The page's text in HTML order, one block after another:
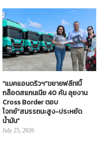
“แมคแอนดริวฯ”ขยายฟลีท!บิ๊
กล็อตสแกนเนีย 40 คัน ลุยงาน
Cross Border ตอบ
โจทย์“สมรรถนะสูง-ประหยัด
น้ำมัน”
July 25, 2026